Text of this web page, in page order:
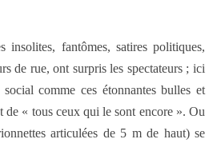
insolites, fantômes, satires politiques,
de rue, ont surpris les spectateurs ; ici
comme ces étonnantes bulles et
de « tous ceux qui le sont encore ». Ou
articulées de 5 m de haut) se